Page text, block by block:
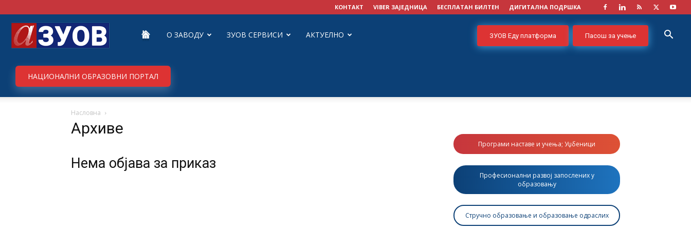
КОНТАКТ VIBER ЗАЈЕДНИЦА БЕСПЛАТАН БИЛТЕН ДИГИТАЛНА ПОДРШКА
ЗУОВ Еду платформа Пасош за учење
за
образовања
О ЗАВОДУ ЗУОВ СЕРВИСИ АКТУЕЛНО
НАЦИОНАЛНИ ОБРАЗОВНИ ПОРТАЛ
Насловна
Архиве
Нема објава за приказ
Програми наставе и учења; Уџбеници
Професионални развој запослених у
образовању
Стручно образовање и образовање одраслих